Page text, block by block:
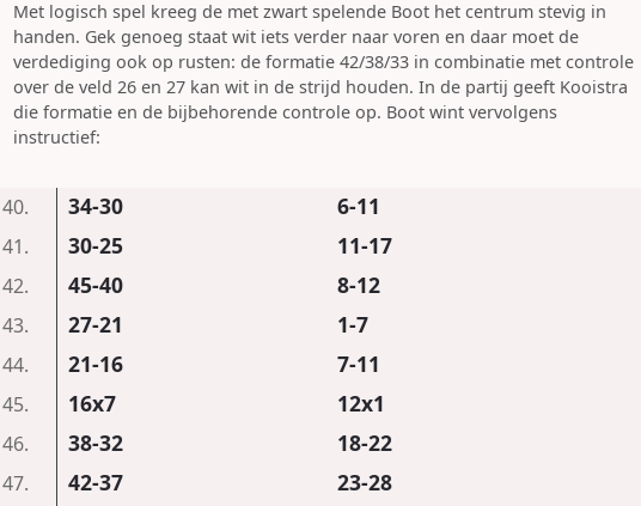
Met logisch spel kreeg de met zwart spelende Boot het centrum stevig in
handen. Gek genoeg staat wit iets verder naar voren en daar moet de
verdediging ook op rusten: de formatie 42/38/33 in combinatie met controle
over de veld 26 en 27 kan wit in de strijd houden. In de partij geeft Kooistra
die formatie en de bijbehorende controle op. Boot wint vervolgens
instructief:
40. 34-30 6-11
41. 30-25 11-17
42. 45-40 8-12
43. 27-21 1-7
44. 21-16 7-11
45. 16x7 12x1
46. 38-32 18-22
47. 42-37 23-28